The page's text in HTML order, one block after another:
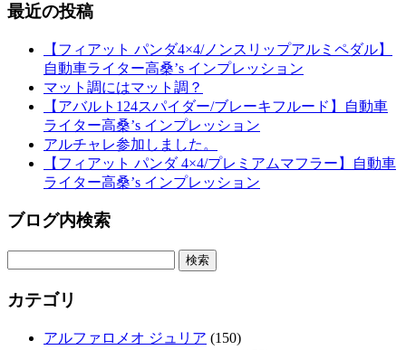
最近の投稿
【フィアット パンダ4×4/ノンスリップアルミペダル】
自動車ライター高桑’s インプレッション
マット調にはマット調？
【アバルト124スパイダー/ブレーキフルード】自動車
ライター高桑’s インプレッション
アルチャレ参加しました。
【フィアット パンダ 4×4/プレミアムマフラー】自動車
ライター高桑’s インプレッション
ブログ内検索
カテゴリ
アルファロメオ ジュリア (150)